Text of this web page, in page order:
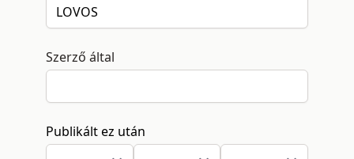
Szerző által
Publikált ez után